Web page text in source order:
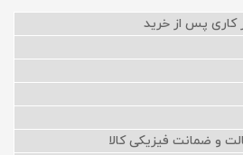
و ضمانت فیزیکی کالا